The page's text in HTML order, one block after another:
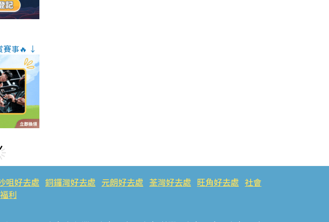
賽事🔥 ↓
咀好去處 銅鑼灣好去處 元朗好去處 荃灣好去處 旺角好去處 社會
利